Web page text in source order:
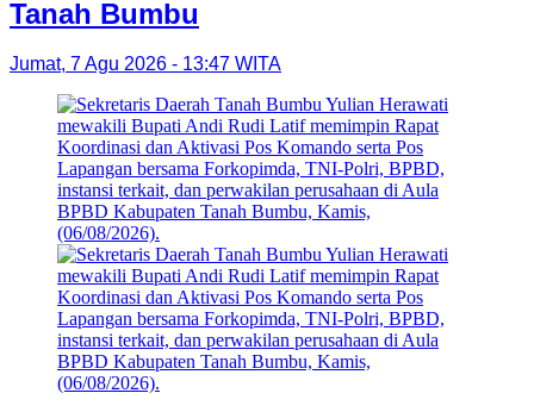
Tanah Bumbu
Jumat, 7 Agu 2026 - 13:47 WITA